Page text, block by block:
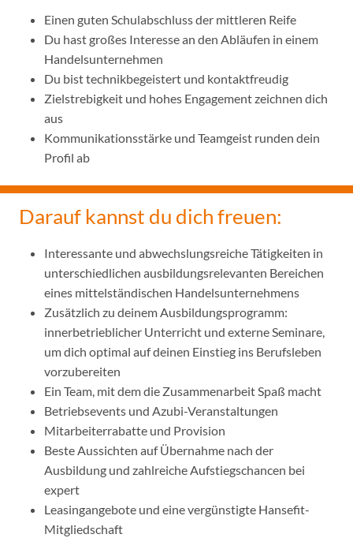
Einen guten Schulabschluss der mittleren Reife
Du hast großes Interesse an den Abläufen in einem
Handelsunternehmen
Du bist technikbegeistert und kontaktfreudig
Zielstrebigkeit und hohes Engagement zeichnen dich
aus
Kommunikationsstärke und Teamgeist runden dein
Profil ab
Darauf kannst du dich freuen:
Interessante und abwechslungsreiche Tätigkeiten in
unterschiedlichen ausbildungsrelevanten Bereichen
eines mittelständischen Handelsunternehmens
Zusätzlich zu deinem Ausbildungsprogramm:
innerbetrieblicher Unterricht und externe Seminare,
um dich optimal auf deinen Einstieg ins Berufsleben
vorzubereiten
Ein Team, mit dem die Zusammenarbeit Spaß macht
Betriebsevents und Azubi-Veranstaltungen
Mitarbeiterrabatte und Provision
Beste Aussichten auf Übernahme nach der
Ausbildung und zahlreiche Aufstiegschancen bei
expert
Leasingangebote und eine vergünstigte Hansefit-
Mitgliedschaft